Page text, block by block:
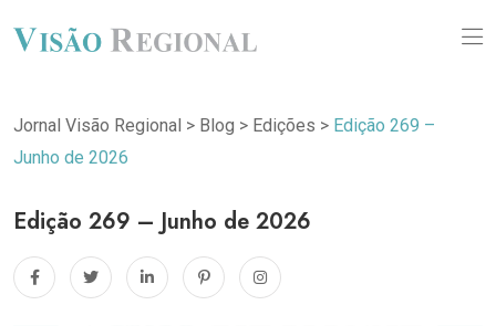
Jornal Visão Regional > Blog > Edições > Edição 269 –
Junho de 2026
Edição 269 – Junho de 2026